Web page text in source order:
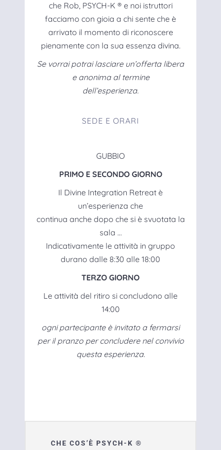
che Rob, PSYCH-K ® e noi istruttori
facciamo con gioia a chi sente che è
arrivato il momento di riconoscere
pienamente con la sua essenza divina.
Se vorrai potrai lasciare un’offerta libera
e anonima al termine
dell’esperienza.
SEDE E ORARI
GUBBIO
PRIMO E SECONDO GIORNO
Il Divine Integration Retreat è
un’esperienza che
continua anche dopo che si è svuotata la
sala …
Indicativamente le attività in gruppo
durano dalle 8:30 alle 18:00
TERZO GIORNO
Le attività del ritiro si concludono alle
14:00
ogni partecipante è invitato a fermarsi
per il pranzo per concludere nel convivio
questa esperienza.
CHE COS’È PSYCH-K ®